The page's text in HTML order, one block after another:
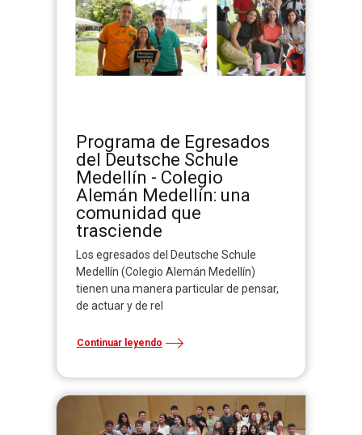
Programa de Egresados
del Deutsche Schule
Medellín - Colegio
Alemán Medellín: una
comunidad que
trasciende
Los egresados del Deutsche Schule
Medellín (Colegio Alemán Medellín)
tienen una manera particular de pensar,
de actuar y de rel
Continuar leyendo